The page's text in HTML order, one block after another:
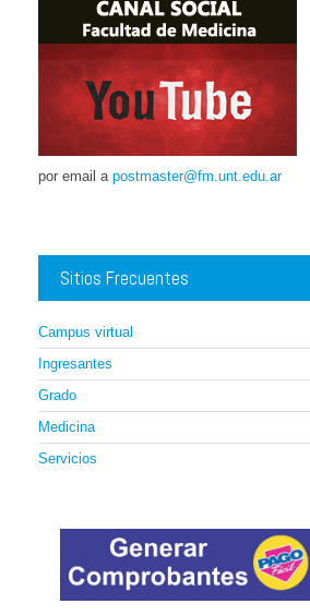
por email a postmaster@fm.unt.edu.ar
Sitios Frecuentes
Campus virtual
Ingresantes
Grado
Medicina
Servicios